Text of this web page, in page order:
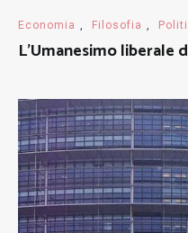
Economia Filosofia
L’Umanesimo liberale